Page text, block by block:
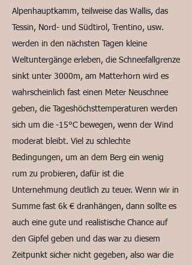
Alpenhauptkamm, teilweise das Wallis, das
Tessin, Nord- und Südtirol, Trentino, usw.
werden in den nächsten Tagen kleine
Weltuntergänge erleben, die Schneefallgrenze
sinkt unter 3000m, am Matterhorn wird es
wahrscheinlich fast einen Meter Neuschnee
geben, die Tageshöchsttemperaturen werden
sich um die -15°C bewegen, wenn der Wind
moderat bleibt. Viel zu schlechte
Bedingungen, um an dem Berg ein wenig
rum zu probieren, dafür ist die
Unternehmung deutlich zu teuer. Wenn wir in
Summe fast 6k € dranhängen, dann sollte es
auch eine gute und realistische Chance auf
den Gipfel geben und das war zu diesem
Zeitpunkt sicher nicht gegeben, also war die